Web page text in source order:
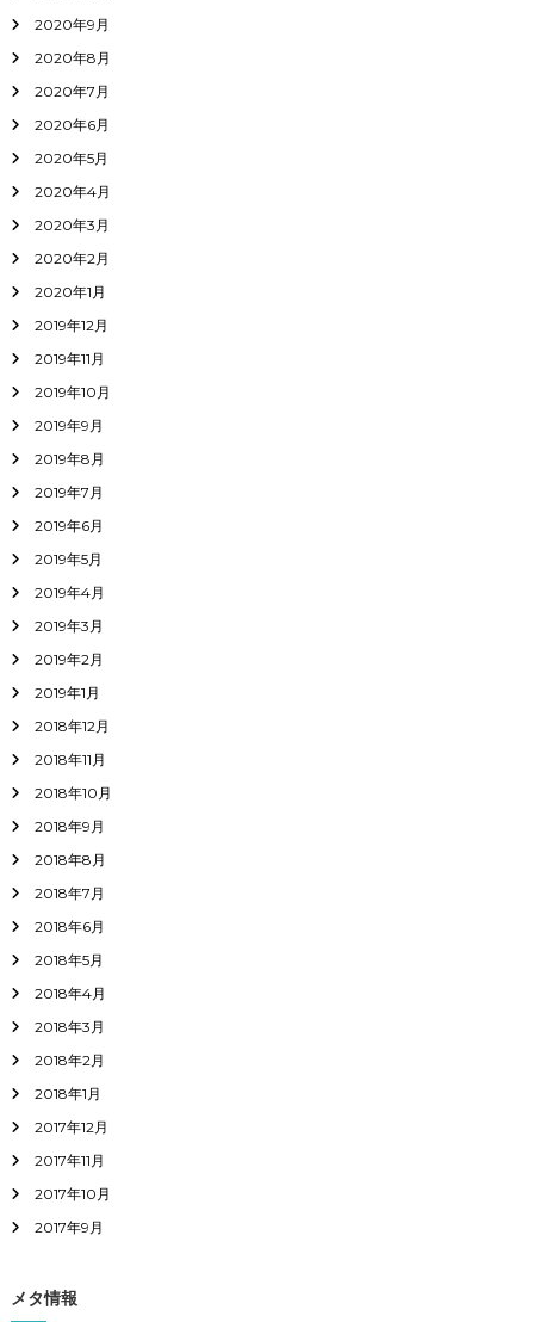
2020年9月
2020年8月
2020年7月
2020年6月
2020年5月
2020年4月
2020年3月
2020年2月
2020年1月
2019年12月
2019年11月
2019年10月
2019年9月
2019年8月
2019年7月
2019年6月
2019年5月
2019年4月
2019年3月
2019年2月
2019年1月
2018年12月
2018年11月
2018年10月
2018年9月
2018年8月
2018年7月
2018年6月
2018年5月
2018年4月
2018年3月
2018年2月
2018年1月
2017年12月
2017年11月
2017年10月
2017年9月
メタ情報